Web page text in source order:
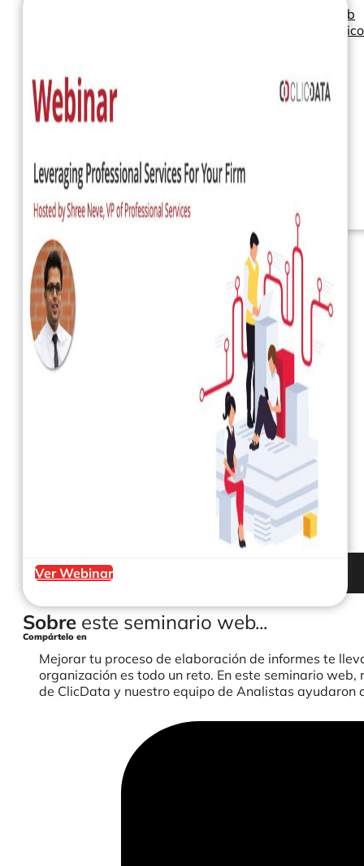
empresarial
Analítica avanzada y
ML
Seminarios web
Libros
Precios
Ver Webinar
Sobre este seminario web...
Mejorar tu proceso de elaboración de informes te
organización es todo un reto. En este seminario
de ClicData y nuestro equipo de Analistas ayudaron
Compártelo en